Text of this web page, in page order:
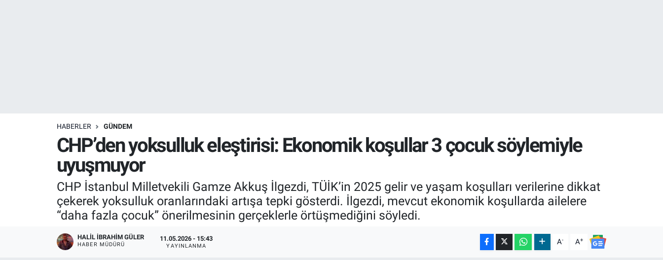
HABERLER GÜNDEM
CHP’den yoksulluk eleştirisi: Ekonomik koşullar 3 çocuk söylemiyle
uyuşmuyor
CHP İstanbul Milletvekili Gamze Akkuş İlgezdi, TÜİK’in 2025 gelir ve yaşam koşulları verilerine dikkat
çekerek yoksulluk oranlarındaki artışa tepki gösterdi. İlgezdi, mevcut ekonomik koşullarda ailelere
“daha fazla çocuk” önerilmesinin gerçeklerle örtüşmediğini söyledi.
HALIL İBRAHIM GÜLER
HABER MÜDÜRÜ
11.05.2026 - 15:43
YAYINLANMA A- A+